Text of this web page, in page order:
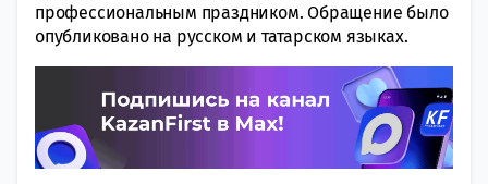
профессиональным праздником. Обращение было
опубликовано на русском и татарском языках.